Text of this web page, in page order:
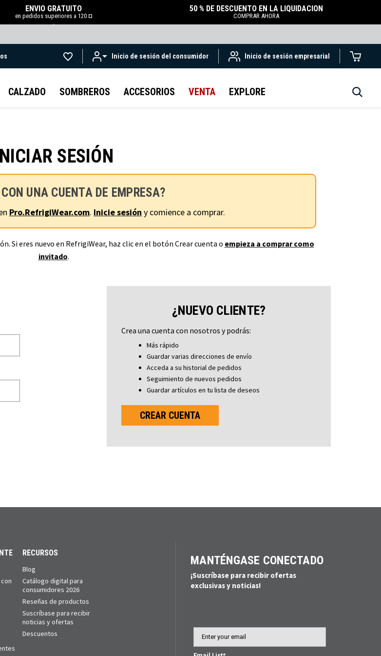
ENVÍO GRATUITO
en pedidos superiores a 120 ¤
.
50 % DE DESCUENTO EN LA LIQUIDACIÓN
COMPRAR AHORA
Inicio de sesión del consumidor Inicio de sesión empresarial
CALZADO SOMBREROS ACCESORIOS VENTA EXPLORE
SESIÓN
UNA CUENTA DE EMPRESA?
Pro.RefrigiWear.com. Inicie sesión y comience a comprar.
Si eres nuevo en RefrigiWear, haz clic en el botón Crear cuenta o empieza a comprar como
invitado.
¿NUEVO CLIENTE?
Crea una cuenta con nosotros y podrás:
Más rápido
Guardar varias direcciones de envío
Acceda a su historial de pedidos
Seguimiento de nuevos pedidos
Guardar artículos en tu lista de deseos
CREAR CUENTA
RECURSOS
Blog
Catálogo digital para
consumidores 2026
Reseñas de productos
Suscríbase para recibir
noticias y ofertas
Descuentos
MANTÉNGASE CONECTADO
¡Suscríbase para recibir ofertas
exclusivas y noticias!